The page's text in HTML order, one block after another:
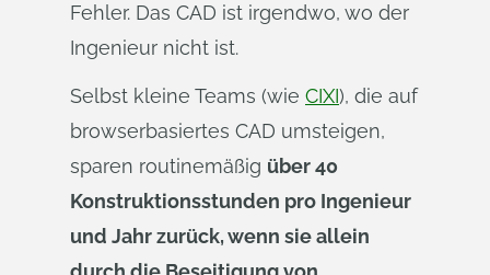
Fehler. Das CAD ist irgendwo, wo der
Ingenieur nicht ist.
Selbst kleine Teams (wie CIXI), die auf
browserbasiertes CAD umsteigen,
sparen routinemäßig über 40
Konstruktionsstunden pro Ingenieur
und Jahr zurück, wenn sie allein